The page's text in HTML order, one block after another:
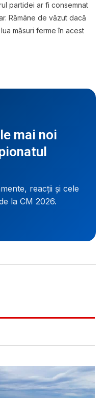
partidei ar fi consemnat
Rămâne de văzut dacă
măsuri ferme în acest
mai noi
reacții și cele
la CM 2026.